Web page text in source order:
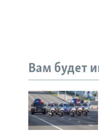
Вам будет